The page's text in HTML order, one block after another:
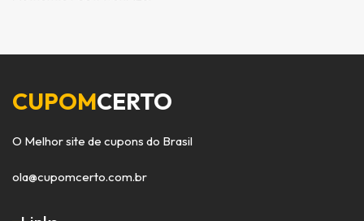
CUPOMCERTO
O Melhor site de cupons do Brasil
ola@cupomcerto.com.br